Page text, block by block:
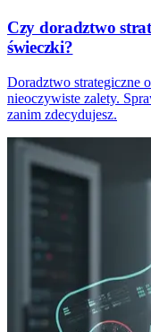
Czy doradztwo
świeczki?
Doradztwo strategiczne
nieoczywiste zalety.
zanim zdecydujesz.